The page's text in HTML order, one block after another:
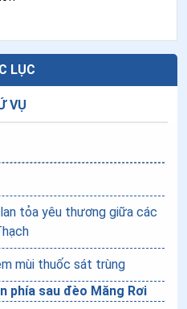
LỤC
VỤ
tỏa yêu thương giữa các
mùi thuốc sát trùng
phía sau đèo Măng Rơi